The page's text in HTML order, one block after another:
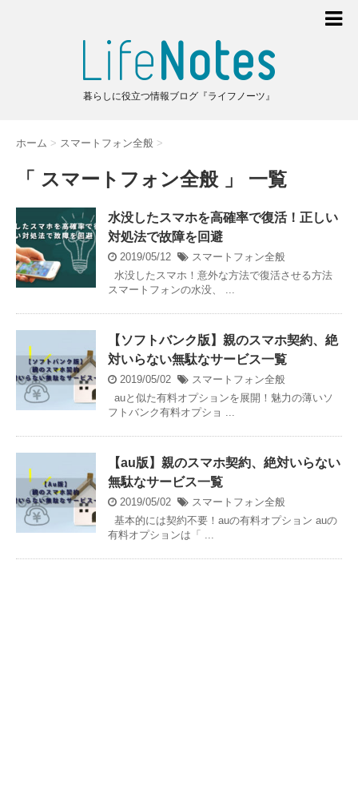
暮らしに役立つ情報ブログ『ライフノーツ』
ホーム > スマートフォン全般 >
「 スマートフォン全般 」 一覧
水没したスマホを高確率で復活！正しい
対処法で故障を回避
2019/05/12
スマートフォン全般
水没したスマホ！意外な方法で復活させる方法
スマートフォンの水没、 ...
【ソフトバンク版】親のスマホ契約、絶
対いらない無駄なサービス一覧
2019/05/02
スマートフォン全般
auと似た有料オプションを展開！魅力の薄いソ
フトバンク有料オプショ ...
【au版】親のスマホ契約、絶対いらない
無駄なサービス一覧
2019/05/02
スマートフォン全般
基本的には契約不要！auの有料オプション auの
有料オプションは「 ...